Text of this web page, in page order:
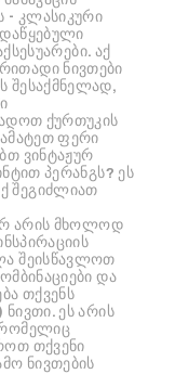
- კლასიკური
აქ
ნივთები
შესაქმნელად,
ქურთუკის
ფერი
ვინტაჟურ
პერანგს? ეს
შეგიძლიათ
არის მხოლოდ
შეისწავლოთ
და
თქვენს
ეს არის
თქვენი
ნივთების